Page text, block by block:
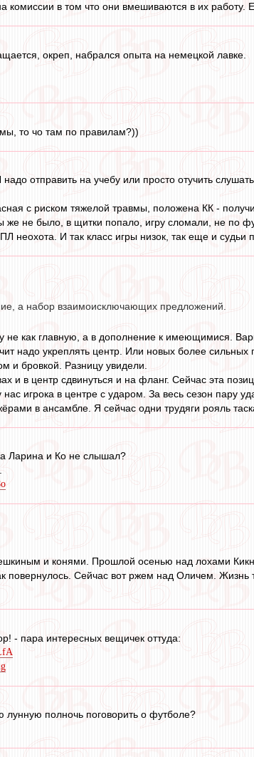
комиссии в том что они вмешиваются в их работу.
окреп, набрался опыта на немецкой лавке.
то чо там по правилам?))
надо отправить на учебу или просто отучить
с риском тяжелой травмы, положена КК - получи.
же не было, в щитки попало, игру сломали, не по
неохота. И так класс игры низок, так еще и судьи
а набор взаимоисключающих предложений.
как главную, а в дополнение к имеющимися.
надо укреплять центр. Или новых более
и бровкой. Разницу увидели.
и в центр сдвинуться и на фланг. Сейчас эта
игрока в центре с ударом. За весь сезон пару
в ансамбле. Я сейчас одни трудяги рояль
Ларина и Ко не слышал?
и конями. Прошлой осенью над лохами
повернулось. Сейчас вот ржем над Оличем. Жизнь
- пара интересных вещичек оттуда:
лунную полночь поговорить о футболе?